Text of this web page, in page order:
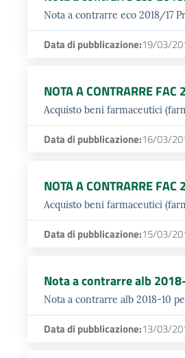
Nota a contrarre eco 2018/17
Data di pubblicazione:19/03/
NOTA A CONTRARRE
Acquisto beni farmaceutici
Data di pubblicazione:16/03/
NOTA A CONTRARRE
Acquisto beni farmaceutici
Data di pubblicazione:15/03/
Nota a contrarre alb
Nota a contrarre alb 2018-10
Data di pubblicazione:13/03/